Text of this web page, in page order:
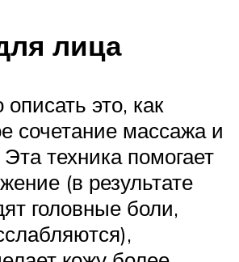
лица
это, как
сочетание массажа и
техника помогает
(в результате
головные боли,